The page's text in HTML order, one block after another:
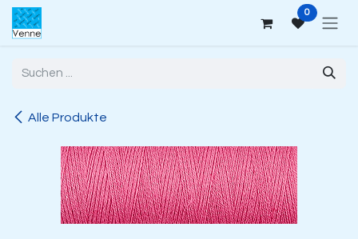
Zum Inhalt springen 0
Alle Produkte